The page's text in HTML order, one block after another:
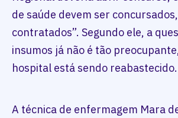
de saúde devem ser
contratados”. Segundo ele, a
insumos já não é tão
hospital está sendo reabastecido.
A técnica de enfermagem Mara